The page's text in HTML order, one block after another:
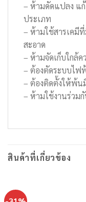
– ห้ามดัดแปลง แ
ประเภท
– ห้ามใช้สารเคมี
สะอาด
– ห้ามจัดเก็บใกล้
– ต้องตัดระบบไฟ
– ต้องติดตั้งให้พ้น
– ห้ามใช้งานร่วม
สินค้าที่เกี่ยวข้อง